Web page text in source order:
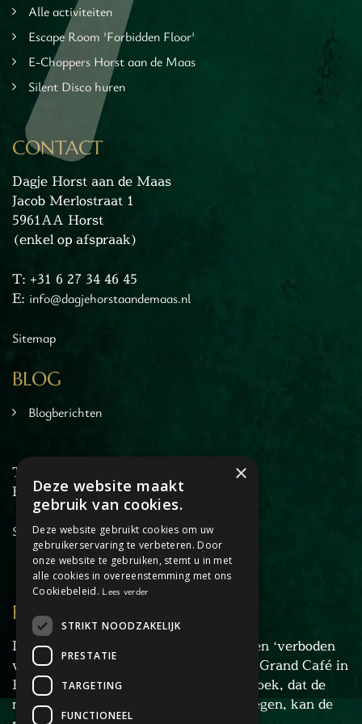
Room
verzorgd
Tours
uit
dagje
Room
uit
dagje
Room
verzorgd
Tours
uit
Alle activiteiten
Escape Room 'Forbidden Floor'
E-Choppers Horst aan de Maas
Silent Disco huren
CONTACT
Dagje Horst aan de Maas
Jacob Merlostraat 1
5961AA Horst
(enkel op afspraak)
T: +31 6 27 34 46 45
E: info@dagjehorstaandemaas.nl
Sitemap
BLOG
Blogberichten
T: +31 6 27 34 46 45
E:
info@dagjehorstaandemaas.nl
Sitemap
FORBIDDEN FLOOR
De recherche van Horst is gestuit op een ‘verboden
verdieping’ in het pand van Liesbeth’s Grand Café in
Horst. Door de omvang van het onderzoek, dat de
naam ‘Forbidden Floor’ heeft meegekregen, kan de
×
Deze website maakt
gebruik van cookies.
Deze website gebruikt cookies om uw
gebruikerservaring te verbeteren. Door
onze website te gebruiken, stemt u in met
alle cookies in overeenstemming met ons
Cookiebeleid. Lees verder
STRIKT NOODZAKELIJK
PRESTATIE
TARGETING
FUNCTIONEEL